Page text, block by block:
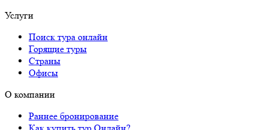
Услуги
Поиск тура онлайн
Горящие туры
Страны
Офисы
О компании
Раннее бронирование